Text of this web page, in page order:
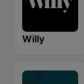
Willy